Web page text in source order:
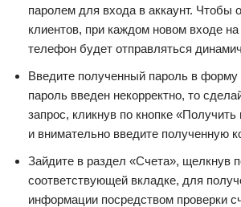
паролем для входа в аккаунт. Чтобы
клиентов, при каждом новом входе
телефон будет отправляться
Введите полученный пароль в
пароль введен некорректно, то
запрос, кликнув по кнопке «Получить
и внимательно введите полученную
Зайдите в раздел «Счета», щелкнув
соответствующей вкладке, для
информации посредством проверки